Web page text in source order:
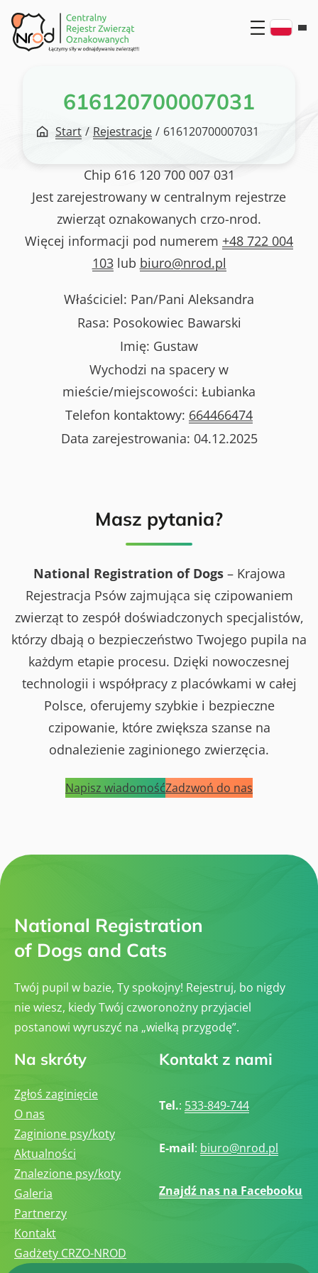
Przejdź
do
treści
616120700007031
Start / Rejestracje / 616120700007031
Chip 616 120 700 007 031
Jest zarejestrowany w centralnym rejestrze
zwierząt oznakowanych crzo-nrod.
Więcej informacji pod numerem +48 722 004
103lub biuro@nrod.pl
Właściciel: Pan/Pani Aleksandra
Rasa: Posokowiec Bawarski
Imię: Gustaw
Wychodzi na spacery w
mieście/miejscowości: Łubianka
Telefon kontaktowy: 664466474
Data zarejestrowania: 04.12.2025
Masz pytania?
National Registration of Dogs– Krajowa
Rejestracja Psów zajmująca się czipowaniem
zwierząt to zespół doświadczonych specjalistów,
którzy dbają o bezpieczeństwo Twojego pupila na
każdym etapie procesu. Dzięki nowoczesnej
technologii i współpracy z placówkami w całej
Polsce, oferujemy szybkie i bezpieczne
czipowanie, które zwiększa szanse na
odnalezienie zaginionego zwierzęcia.
Napisz wiadomośćZadzwoń do nas
National Registration
of Dogs and Cats
Twój pupil w bazie, Ty spokojny! Rejestruj, bo nigdy
nie wiesz, kiedy Twój czworonożny przyjaciel
postanowi wyruszyć na „wielką przygodę”.
Na skróty
Zgłoś zaginięcie
O nas
Zaginione psy/koty
Aktualności
Znalezione psy/koty
Galeria
Partnerzy
Kontakt
Gadżety CRZO-NROD
Kontakt z nami
Tel.: 533-849-744
E-mail: biuro@nrod.pl
Znajdź nas na Facebooku